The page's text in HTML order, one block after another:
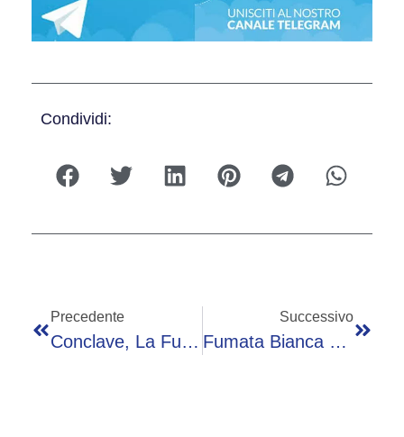
Condividi:
Precedente
Conclave, La Fumata È Bianca: La Chiesa Ha Un Nuovo Papa
Successivo
Fumata Bianca E Nuovo Papa, I Gabbiani ‘portafortuna’